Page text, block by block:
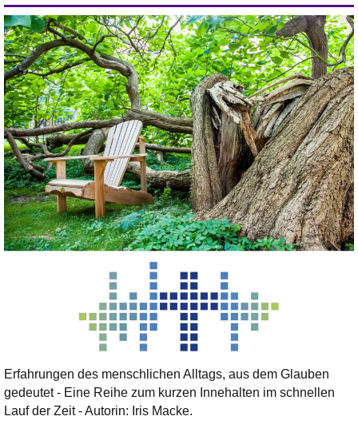
Erfahrungen des menschlichen Alltags, aus dem Glauben
gedeutet - Eine Reihe zum kurzen Innehalten im schnellen
Lauf der Zeit - Autorin: Iris Macke.